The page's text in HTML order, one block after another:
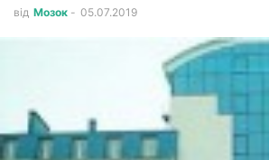
від Мозок - 05.07.2019